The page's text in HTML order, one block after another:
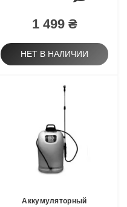
1 499 ₴
НЕТ В НАЛИЧИИ
Аккумуляторный